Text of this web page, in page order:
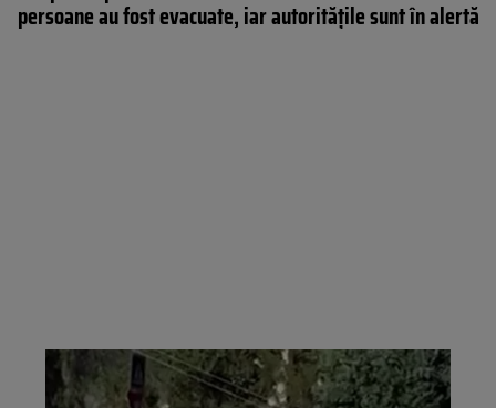
persoane au fost evacuate, iar autoritățile sunt în alertă